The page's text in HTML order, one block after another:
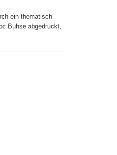
ein thematisch
Buhse abgedruckt,